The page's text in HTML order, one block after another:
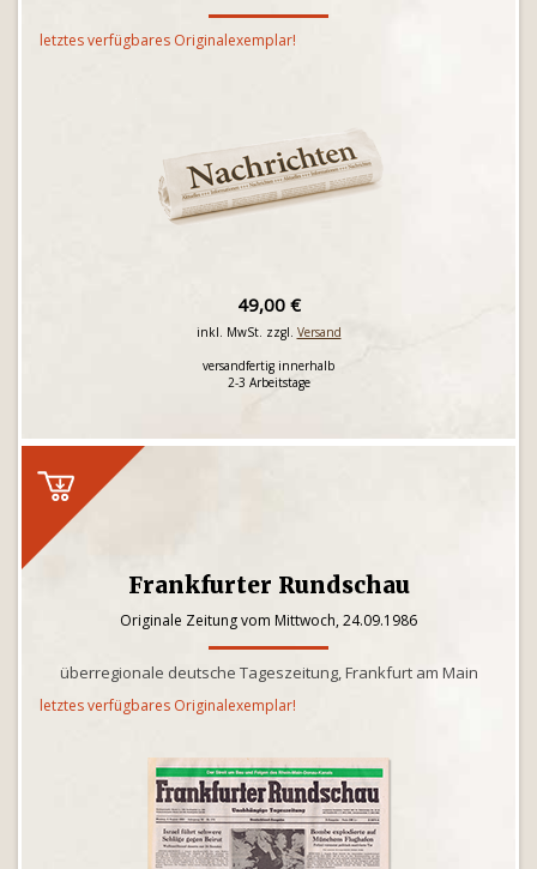
letztes verfügbares Originalexemplar!
49,00 €
inkl. MwSt. zzgl. Versand
versandfertig innerhalb
2-3 Arbeitstage
Frankfurter Rundschau
Originale Zeitung vom Mittwoch, 24.09.1986
überregionale deutsche Tageszeitung, Frankfurt am Main
letztes verfügbares Originalexemplar!